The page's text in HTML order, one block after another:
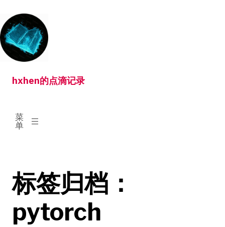
转
到
内
hxhen的点滴记录
菜
单
已
展
标签归档：
pytorch